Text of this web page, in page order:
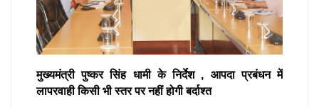
मुख्यमंत्री पुष्कर सिंह धामी के निर्देश , आपदा प्रबंधन में
लापरवाही किसी भी स्तर पर नहीं होगी बर्दाश्त